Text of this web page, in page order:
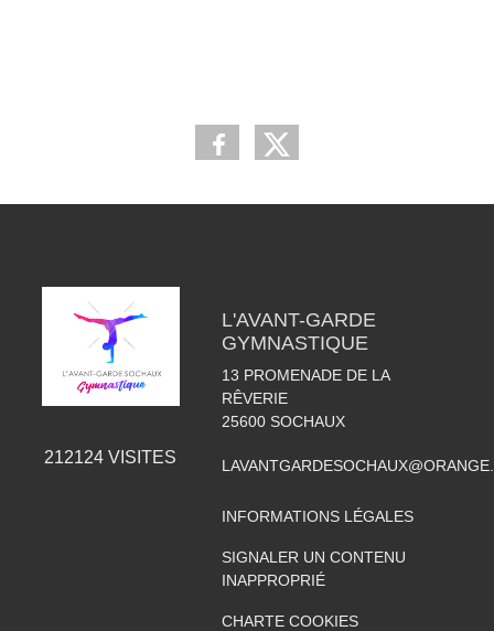
212124 VISITES
L'AVANT-GARDE
GYMNASTIQUE
13 PROMENADE DE LA
RÊVERIE
25600 SOCHAUX
INFORMATIONS LÉGALES
SIGNALER UN CONTENU
INAPPROPRIÉ
CHARTE COOKIES